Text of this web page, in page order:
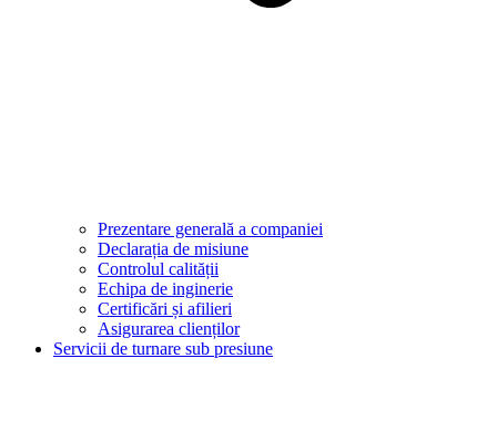
Prezentare generală a companiei
Declarația de misiune
Controlul calității
Echipa de inginerie
Certificări și afilieri
Asigurarea clienților
Servicii de turnare sub presiune